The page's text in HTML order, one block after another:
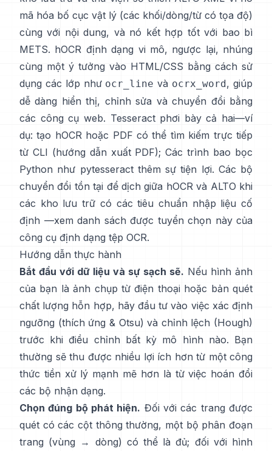
mã hóa bố cục vật lý (các khối/dòng/từ có tọa độ)
cùng với nội dung, và nó kết hợp tốt với bao bì
METS. hOCR định dạng vi mô, ngược lại, nhúng
cùng một ý tưởng vào HTML/CSS bằng cách sử
dụng các lớp như ocr_line và ocrx_word, giúp
dễ dàng hiển thị, chỉnh sửa và chuyển đổi bằng
các công cụ web. Tesseract phơi bày cả hai—ví
dụ: tạo hOCR hoặc PDF có thể tìm kiếm trực tiếp
từ CLI (hướng dẫn xuất PDF); Các trình bao bọc
Python như pytesseract thêm sự tiện lợi. Các bộ
chuyển đổi tồn tại để dịch giữa hOCR và ALTO khi
các kho lưu trữ có các tiêu chuẩn nhập liệu cố
định —xem danh sách được tuyển chọn này của
công cụ định dạng tệp OCR.
Hướng dẫn thực hành
Bắt đầu với dữ liệu và sự sạch sẽ. Nếu hình ảnh
của bạn là ảnh chụp từ điện thoại hoặc bản quét
chất lượng hỗn hợp, hãy đầu tư vào việc xác định
ngưỡng (thích ứng & Otsu) và chỉnh lệch (Hough)
trước khi điều chỉnh bất kỳ mô hình nào. Bạn
thường sẽ thu được nhiều lợi ích hơn từ một công
thức tiền xử lý mạnh mẽ hơn là từ việc hoán đổi
các bộ nhận dạng.
Chọn đúng bộ phát hiện. Đối với các trang được
quét có các cột thông thường, một bộ phân đoạn
trang (vùng → dòng) có thể là đủ; đối với hình